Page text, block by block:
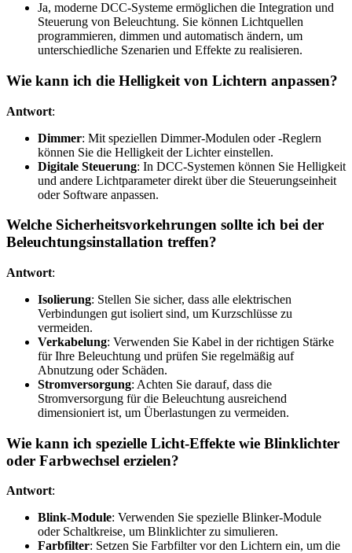
Ja, moderne DCC-Systeme ermöglichen die Integration und
Steuerung von Beleuchtung. Sie können Lichtquellen
programmieren, dimmen und automatisch ändern, um
unterschiedliche Szenarien und Effekte zu realisieren.
Wie kann ich die Helligkeit von Lichtern anpassen?
Antwort:
Dimmer: Mit speziellen Dimmer-Modulen oder -Reglern
können Sie die Helligkeit der Lichter einstellen.
Digitale Steuerung: In DCC-Systemen können Sie Helligkeit
und andere Lichtparameter direkt über die Steuerungseinheit
oder Software anpassen.
Welche Sicherheitsvorkehrungen sollte ich bei der
Beleuchtungsinstallation treffen?
Antwort:
Isolierung: Stellen Sie sicher, dass alle elektrischen
Verbindungen gut isoliert sind, um Kurzschlüsse zu
vermeiden.
Verkabelung: Verwenden Sie Kabel in der richtigen Stärke
für Ihre Beleuchtung und prüfen Sie regelmäßig auf
Abnutzung oder Schäden.
Stromversorgung: Achten Sie darauf, dass die
Stromversorgung für die Beleuchtung ausreichend
dimensioniert ist, um Überlastungen zu vermeiden.
Wie kann ich spezielle Licht-Effekte wie Blinklichter
oder Farbwechsel erzielen?
Antwort:
Blink-Module: Verwenden Sie spezielle Blinker-Module
oder Schaltkreise, um Blinklichter zu simulieren.
Farbfilter: Setzen Sie Farbfilter vor den Lichtern ein, um die